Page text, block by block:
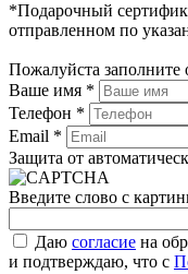
*Подарочный
отправленном по
Пожалуйста заполните
Ваше имя *
Телефон *
Email *
Защита от
Введите слово с
Даю согласие на
и подтверждаю, что с